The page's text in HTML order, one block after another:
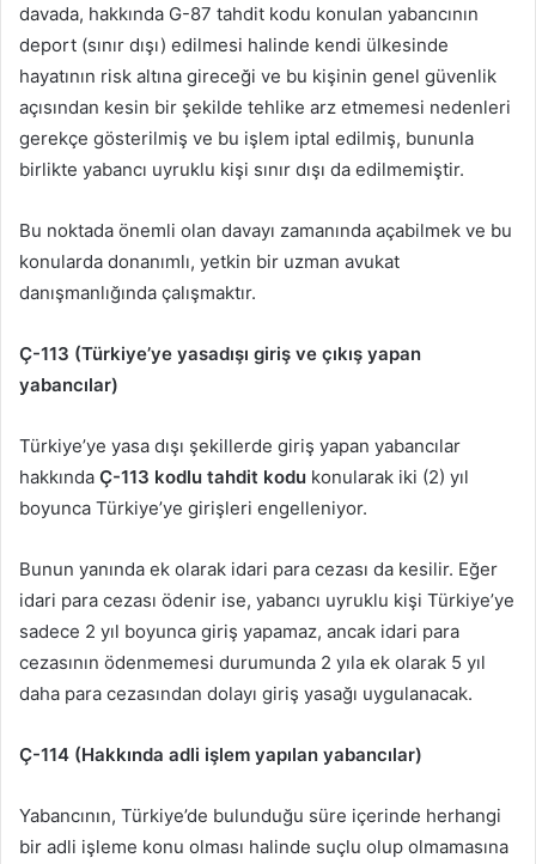
davada, hakkında G-87 tahdit kodu konulan yabancının
deport (sınır dışı) edilmesi halinde kendi ülkesinde
hayatının risk altına gireceği ve bu kişinin genel güvenlik
açısından kesin bir şekilde tehlike arz etmemesi nedenleri
gerekçe gösterilmiş ve bu işlem iptal edilmiş, bununla
birlikte yabancı uyruklu kişi sınır dışı da edilmemiştir.
Bu noktada önemli olan davayı zamanında açabilmek ve bu
konularda donanımlı, yetkin bir uzman avukat
danışmanlığında çalışmaktır.
Ç-113 (Türkiye’ye yasadışı giriş ve çıkış yapan
yabancılar)
Türkiye’ye yasa dışı şekillerde giriş yapan yabancılar
hakkında Ç-113 kodlu tahdit kodu konularak iki (2) yıl
boyunca Türkiye’ye girişleri engelleniyor.
Bunun yanında ek olarak idari para cezası da kesilir. Eğer
idari para cezası ödenir ise, yabancı uyruklu kişi Türkiye’ye
sadece 2 yıl boyunca giriş yapamaz, ancak idari para
cezasının ödenmemesi durumunda 2 yıla ek olarak 5 yıl
daha para cezasından dolayı giriş yasağı uygulanacak.
Ç-114 (Hakkında adli işlem yapılan yabancılar)
Yabancının, Türkiye’de bulunduğu süre içerinde herhangi
bir adli işleme konu olması halinde suçlu olup olmamasına